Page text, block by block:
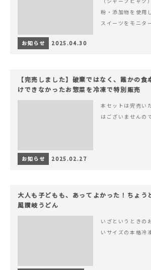
粉・添加物を使用
スイーツをモニタ
お知らせ 2025.04.30
【完売しました】破棄ではなく、誰かの食
けできなかったお惣菜を冷凍で特別販売
本セットは完売い
はございませんの
お知らせ 2025.02.27
大人も子どもも、あってよかった！ちょう
風讃岐うどん
いざというときの
いサイズの本格冷